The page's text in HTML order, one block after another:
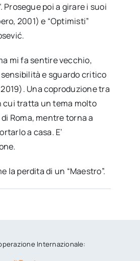
poi a girare i suoi
2001) e “Optimisti”
mi fa sentire vecchio,
e sguardo critico
2019). Una coproduzione tra
cui tratta un tema molto
Roma, mentre torna a
a casa. E’
la perdita di un “Maestro”.
Internazionale: